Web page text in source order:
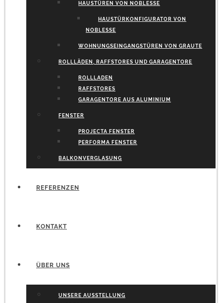
HAUSTÜREN VON NOBLESSE
HAUSTÜRKONFIGURATOR VON
NOBLESSE
WOHNUNGSEINGANGSTÜREN VON GRAUTE
ROLLLÄDEN, RAFFSTORES UND GARAGENTORE
ROLLLADEN
RAFFSTORES
GARAGENTORE AUS ALUMINIUM
FENSTER
PROJECTA FENSTER
PERFORMA FENSTER
BALKONVERGLASUNG
REFERENZEN
KONTAKT
ÜBER UNS
UNSERE AUSSTELLUNG